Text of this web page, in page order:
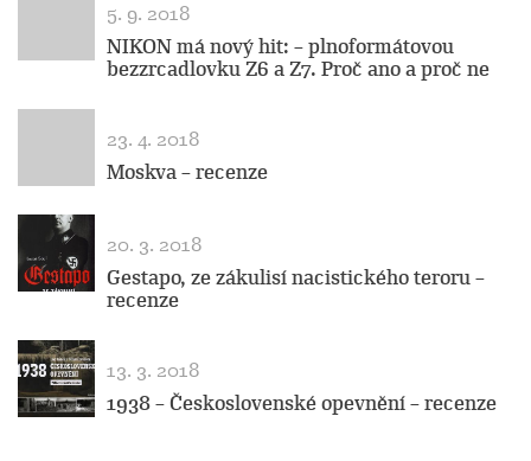
5. 9. 2018
NIKON má nový hit: – plnoformátovou
bezzrcadlovku Z6 a Z7. Proč ano a proč ne
23. 4. 2018
Moskva – recenze
20. 3. 2018
Gestapo, ze zákulisí nacistického teroru –
recenze
13. 3. 2018
1938 – Československé opevnění – recenze